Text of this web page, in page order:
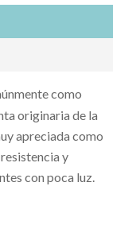
como
originaria de la
apreciada como
y
con poca luz.